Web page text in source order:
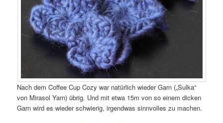
Nach dem Coffee Cup Cozy war natürlich wieder Garn („Sulka“
von Mirasol Yarn) übrig. Und mit etwa 15m von so einem dicken
Garn wird es wieder schwierig, irgendwas sinnvolles zu machen.